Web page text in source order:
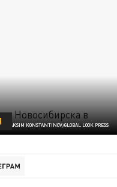
MAKSIM KONSTANTINOV/GLOBAL LOOK PRESS